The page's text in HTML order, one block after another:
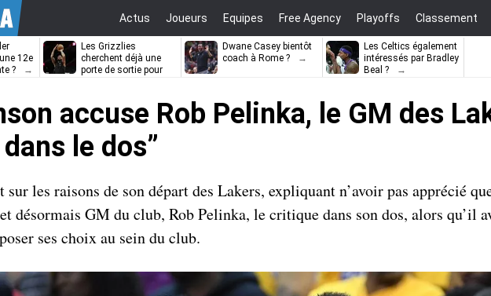
Actus Joueurs Equipes Free Agency Playoffs Classement
12e
?
Les Grizzlies
cherchent déjà une
porte de sortie pour
Dwane Casey bientôt
coach à Rome ?
Les Celtics également
intéressés par Bradley
Beal ?
accuse Rob Pelinka, le GM des
le dos”
les raisons de son départ des Lakers, expliquant n’avoir pas apprécié
désormais GM du club, Rob Pelinka, le critique dans son dos, alors qu’il
ses choix au sein du club.